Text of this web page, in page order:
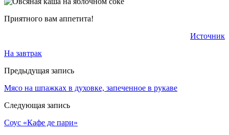
Приятного вам аппетита!
Источник
На завтрак
Предыдущая запись
Мясо на шпажках в духовке, запеченное в рукаве
Следующая запись
Соус «Кафе де пари»